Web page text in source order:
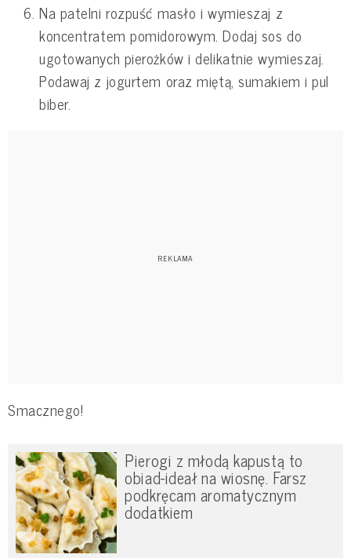
Na patelni rozpuść masło i wymieszaj z
koncentratem pomidorowym. Dodaj sos do
ugotowanych pierożków i delikatnie wymieszaj.
Podawaj z jogurtem oraz miętą, sumakiem i pul
biber.
Smacznego!
Pierogi z młodą kapustą to
obiad-ideał na wiosnę. Farsz
podkręcam aromatycznym
dodatkiem